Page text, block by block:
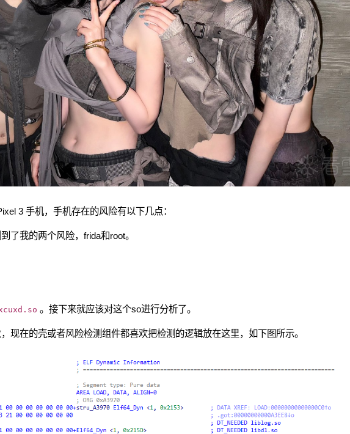
3 手机，手机存在的风险有以下几点：
了我的两个风险，frida和root。
。接下来就应该对这个so进行分析了。
现在的壳或者风险检测组件都喜欢把检测的逻辑放在这里，如下图所示。